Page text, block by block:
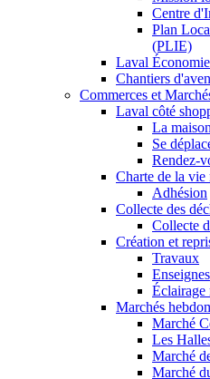
Centre
Plan
(PLIE)
Laval
Chantiers
Commerces et
Laval côté
La
Se
Rendez-
Charte de la vie
Adhésion
Collecte des
Collecte
Création et
Travaux
Enseignes
Éclairage
Marchés
Marché
Les
Marché
Marché